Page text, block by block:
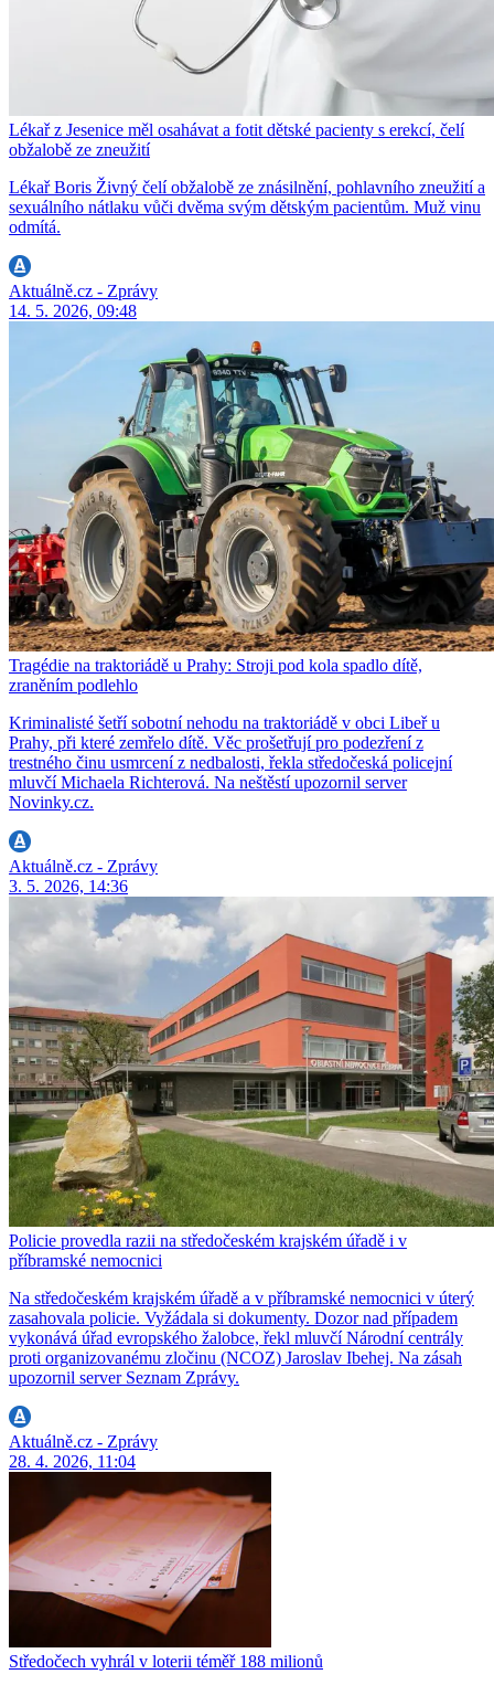
Lékař z Jesenice měl osahávat a fotit dětské pacienty s erekcí, čelí
obžalobě ze zneužití
Lékař Boris Živný čelí obžalobě ze znásilnění, pohlavního zneužití a
sexuálního nátlaku vůči dvěma svým dětským pacientům. Muž vinu
odmítá.
Aktuálně.cz - Zprávy
14. 5. 2026, 09:48
Tragédie na traktoriádě u Prahy: Stroji pod kola spadlo dítě,
zraněním podlehlo
Kriminalisté šetří sobotní nehodu na traktoriádě v obci Libeř u
Prahy, při které zemřelo dítě. Věc prošetřují pro podezření z
trestného činu usmrcení z nedbalosti, řekla středočeská policejní
mluvčí Michaela Richterová. Na neštěstí upozornil server
Novinky.cz.
Aktuálně.cz - Zprávy
3. 5. 2026, 14:36
Policie provedla razii na středočeském krajském úřadě i v
příbramské nemocnici
Na středočeském krajském úřadě a v příbramské nemocnici v úterý
zasahovala policie. Vyžádala si dokumenty. Dozor nad případem
vykonává úřad evropského žalobce, řekl mluvčí Národní centrály
proti organizovanému zločinu (NCOZ) Jaroslav Ibehej. Na zásah
upozornil server Seznam Zprávy.
Aktuálně.cz - Zprávy
28. 4. 2026, 11:04
Středočech vyhrál v loterii téměř 188 milionů